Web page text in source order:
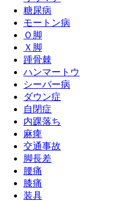
糖尿病
モートン病
Ｏ脚
Ｘ脚
踵骨棘
ハンマートウ
シーバー病
ダウン症
自閉症
内踝落ち
麻痺
交通事故
脚長差
腰痛
膝痛
装具